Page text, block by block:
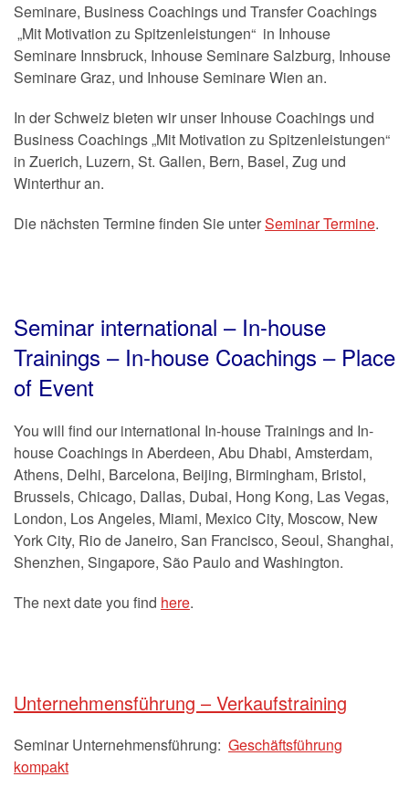
Seminare, Business Coachings und Transfer Coachings
„Mit Motivation zu Spitzenleistungen“ in Inhouse
Seminare Innsbruck, Inhouse Seminare Salzburg, Inhouse
Seminare Graz, und Inhouse Seminare Wien an.
In der Schweiz bieten wir unser Inhouse Coachings und
Business Coachings „Mit Motivation zu Spitzenleistungen“
in Zuerich, Luzern, St. Gallen, Bern, Basel, Zug und
Winterthur an.
Die nächsten Termine finden Sie unterSeminar Termine.
Seminar international – In-house
Trainings – In-house Coachings – Place
of Event
You will find our international In-house Trainings and In-
house Coachings in Aberdeen, Abu Dhabi, Amsterdam,
Athens, Delhi, Barcelona, Beijing, Birmingham, Bristol,
Brussels, Chicago, Dallas, Dubai, Hong Kong, Las Vegas,
London, Los Angeles, Miami, Mexico City, Moscow, New
York City, Rio de Janeiro, San Francisco, Seoul, Shanghai,
Shenzhen, Singapore, São Paulo and Washington.
The next date you find here.
Unternehmensführung – Verkaufstraining
Seminar Unternehmensführung: Geschäftsführung
kompakt